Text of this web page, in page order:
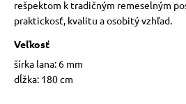
rešpektom k tradičným remeselným
praktickosť, kvalitu a osobitý vzhľad.
Veľkosť
šírka lana: 6 mm
dĺžka: 180 cm